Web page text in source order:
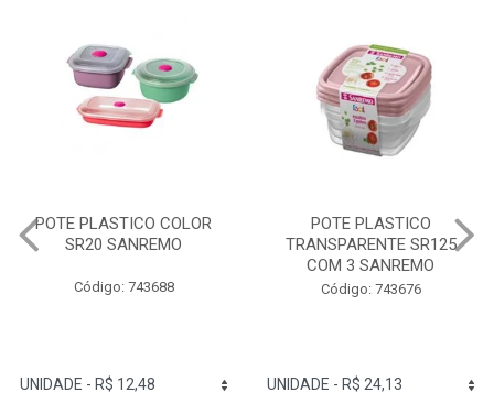
POTE PLASTICO COLOR
SR20 SANREMO
Código: 743688
POTE PLASTICO
TRANSPARENTE SR125
COM 3 SANREMO
Código: 743676